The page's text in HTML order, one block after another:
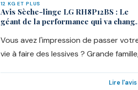
12 KG ET PLUS
Avis Sèche-linge LG RH8P12BS : Le
géant de la performance qui va
Vous avez l'impression de passer
vie à faire des lessives ? Grande
Lire